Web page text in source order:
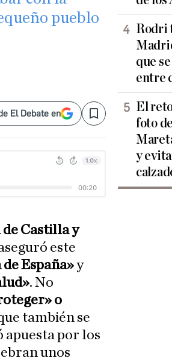
pueblo
El Debate en Save
Castilla y
este
España»y
. No
o
también se
apuesta por los
unos
Rodri
que
entre
El
foto
y